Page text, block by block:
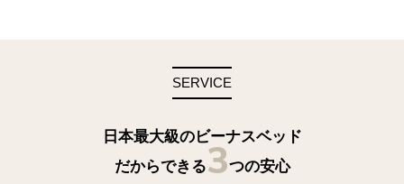
SERVICE
日本最大級のビーナスベッド
だからできる3つの安心